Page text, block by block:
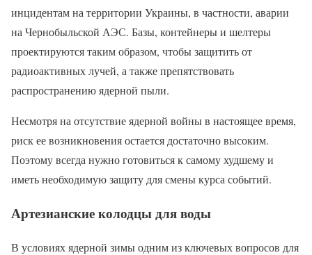
инцидентам на территории Украины, в частности, аварии
на Чернобыльской АЭС. Базы, контейнеры и шелтеры
проектируются таким образом, чтобы защитить от
радиоактивных лучей, а также препятствовать
распространению ядерной пыли.
Несмотря на отсутствие ядерной войны в настоящее время,
риск ее возникновения остается достаточно высоким.
Поэтому всегда нужно готовиться к самому худшему и
иметь необходимую защиту для смены курса событий.
Артезианские колодцы для воды
В условиях ядерной зимы одним из ключевых вопросов для